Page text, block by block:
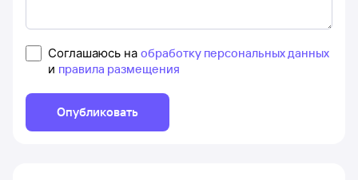
Соглашаюсь на обработку персональных данных
и правила размещения
Опубликовать